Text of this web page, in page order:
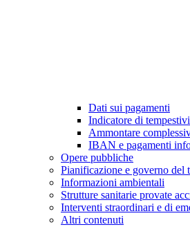
Dati sui pagamenti
Indicatore di
Ammontare
IBAN e pagamenti
Opere pubbliche
Pianificazione e governo del
Informazioni ambientali
Strutture sanitarie provate
Interventi straordinari e di
Altri contenuti